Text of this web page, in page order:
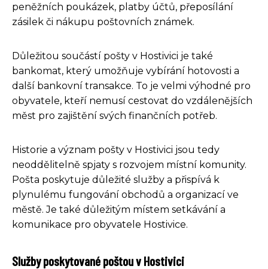
peněžních poukázek, platby účtů, přeposílání
zásilek či nákupu poštovních známek.
Důležitou součástí pošty v Hostivici je také
bankomat, který umožňuje vybírání hotovosti a
další bankovní transakce. To je velmi výhodné pro
obyvatele, kteří nemusí cestovat do vzdálenějších
měst pro zajištění svých finančních potřeb.
Historie a význam pošty v Hostivici jsou tedy
neoddělitelně spjaty s rozvojem místní komunity.
Pošta poskytuje důležité služby a přispívá k
plynulému fungování obchodů a organizací ve
městě. Je také důležitým místem setkávání a
komunikace pro obyvatele Hostivice.
Služby poskytované poštou v Hostivici